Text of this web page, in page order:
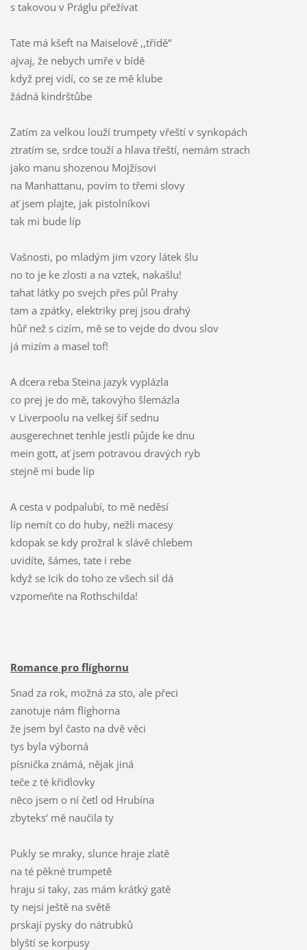
s takovou v Práglu přežívat
Tate má kšeft na Maiselově ,,třídě“
ajvaj, že nebych umře v bídě
když prej vidí, co se ze mě klube
žádná kindrštůbe
Zatím za velkou louží trumpety vřeští v synkopách
ztratím se, srdce touží a hlava třeští, nemám strach
jako manu shozenou Mojžísovi
na Manhattanu, povím to třemi slovy
ať jsem plajte, jak pistolníkovi
tak mi bude líp
Vašnosti, po mladým jim vzory látek šlu
no to je ke zlosti a na vztek, nakašlu!
tahat látky po svejch přes půl Prahy
tam a zpátky, elektriky prej jsou drahý
hůř než s cizím, mě se to vejde do dvou slov
já mizím a masel tof!
A dcera reba Steina jazyk vyplázla
co prej je do mě, takovýho šlemázla
v Liverpoolu na velkej šíf sednu
ausgerechnet tenhle jestli půjde ke dnu
mein gott, ať jsem potravou dravých ryb
stejně mi bude líp
A cesta v podpalubí, to mě neděsí
líp nemít co do huby, nežli macesy
kdopak se kdy prožral k slávě chlebem
uvidíte, šámes, tate i rebe
když se Icik do toho ze všech sil dá
vzpomeňte na Rothschilda!
Romance pro flíghornu
Snad za rok, možná za sto, ale přeci
zanotuje nám flíghorna
že jsem byl často na dvě věci
tys byla výborná
písnička známá, nějak jiná
teče z té křidlovky
něco jsem o ní četl od Hrubína
zbyteks‘ mě naučila ty
Pukly se mraky, slunce hraje zlatě
na té pěkné trumpetě
hraju si taky, zas mám krátký gatě
ty nejsi ještě na světě
prskají pysky do nátrubků
blyští se korpusy